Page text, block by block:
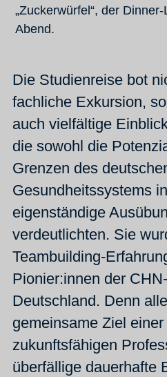
„Zuckerwürfel“, der
Abend.
Die Studienreise bot
fachliche Exkursion,
auch vielfältige
die sowohl die
Grenzen des
Gesundheitssystems
eigenständige
verdeutlichten. Sie
Teambuilding-
Pionier:innen der
Deutschland. Denn
gemeinsame Ziel
zukunftsfähigen
überfällige dauerhafte